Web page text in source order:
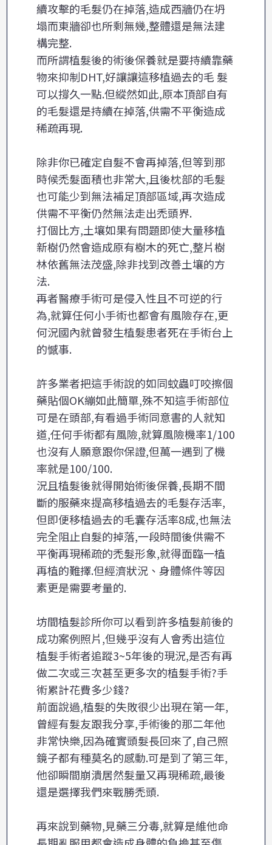
續攻擊的毛髮仍在掉落,造成西牆仍在坍
塌而東牆卻也所剩無幾,整體還是無法建
構完整.
而所謂植髮後的術後保養就是要持續靠藥
物來抑制DHT,好讓讓這移植過去的毛 髮
可以撐久一點.但縱然如此,原本頂部自有
的毛髮還是持續在掉落,供需不平衡造成
稀疏再現.
除非你已確定自髮不會再掉落,但等到那
時候禿髮面積也非常大,且後枕部的毛髮
也可能少到無法補足頂部區域,再次造成
供需不平衡仍然無法走出禿頭界.
打個比方,土壤如果有問題即使大量移植
新樹仍然會造成原有樹木的死亡,整片樹
林依舊無法茂盛,除非找到改善土壤的方
法.
再者醫療手術可是侵入性且不可逆的行
為,就算任何小手術也都會有風險存在,更
何況國內就曾發生植髮患者死在手術台上
的憾事.
許多業者把這手術說的如同蚊蟲叮咬擦個
藥貼個OK繃如此簡單,殊不知這手術部位
可是在頭部,有看過手術同意書的人就知
道,任何手術都有風險,就算風險機率1/100
也沒有人願意跟你保證,但萬一遇到了機
率就是100/100.
況且植髮後就得開始術後保養,長期不間
斷的服藥來提高移植過去的毛髮存活率,
但即便移植過去的毛囊存活率8成,也無法
完全阻止自髮的掉落,一段時間後供需不
平衡再現稀疏的禿髮形象,就得面臨一植
再植的難擇.但經濟狀況、身體條件等因
素更是需要考量的.
坊間植髮診所你可以看到許多植髮前後的
成功案例照片,但幾乎沒有人會秀出這位
植髮手術者追蹤3~5年後的現況,是否有再
做二次或三次甚至更多次的植髮手術?手
術累計花費多少錢?
前面說過,植髮的失敗很少出現在第一年,
曾經有髮友跟我分享,手術後的那二年他
非常快樂,因為確實頭髮長回來了,自己照
鏡子都有種莫名的感動.可是到了第三年,
他卻瞬間崩潰居然髮量又再現稀疏,最後
還是選擇我們來戰勝禿頭.
再來說到藥物,見藥三分毒,就算是維他命